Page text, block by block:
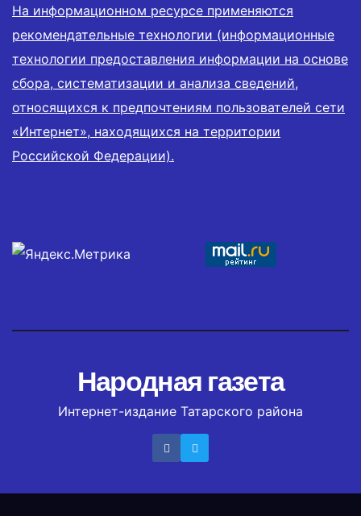
На информационном ресурсе применяются
рекомендательные технологии (информационные
технологии предоставления информации на основе
сбора, систематизации и анализа сведений,
относящихся к предпочтениям пользователей сети
«Интернет», находящихся на территории
Российской Федерации).
Народная газета
Интернет-издание Татарского района